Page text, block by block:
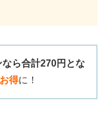
なら合計270円とな
得に！